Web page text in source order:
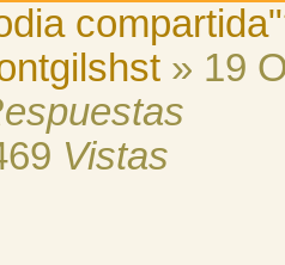
» 19
Vistas